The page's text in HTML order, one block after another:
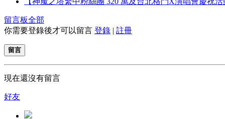
留言板全部
你需要登錄後才可以留言 登錄 | 註冊
留言
現在還沒有留言
好友